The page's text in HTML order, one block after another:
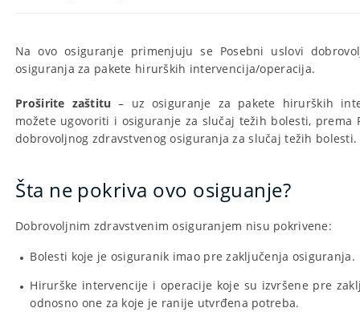
Na ovo osiguranje primenjuju se Posebni uslovi
osiguranja za pakete hirurških intervencija/operacija.
Proširite zaštitu – uz osiguranje za pakete hirurških
možete ugovoriti i osiguranje za slučaj težih bolesti, prema
dobrovoljnog zdravstvenog osiguranja za slučaj težih bolesti.
Šta ne pokriva ovo osiguanje?
Dobrovoljnim zdravstvenim osiguranjem nisu pokrivene:
Bolesti koje je osiguranik imao pre zaključenja osiguranja.
Hirurške intervencije i operacije koje su izvršene pre
odnosno one za koje je ranije utvrđena potreba.